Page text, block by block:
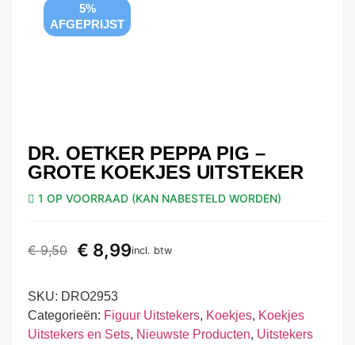
5%
AFGEPRIJST
DR. OETKER PEPPA PIG –
GROTE KOEKJES UITSTEKER
1 OP VOORRAAD (KAN NABESTELD WORDEN)
€9,50 € 8,99incl. btw
SKU: DRO2953
Categorieën: Figuur Uitstekers, Koekjes, Koekjes
Uitstekers en Sets, Nieuwste Producten, Uitstekers